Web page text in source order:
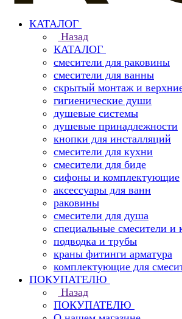
КАТАЛОГ
Назад
КАТАЛОГ
смесители для раковины
смесители для ванны
скрытый монтаж и
гигиенические души
душевые системы
душевые принадлежности
кнопки для инсталляций
смесители для кухни
смесители для биде
сифоны и комплектующие
аксессуары для ванн
раковины
смесители для душа
специальные смесители и
подводка и трубы
краны фитинги арматура
комплектующие для
ПОКУПАТЕЛЮ
Назад
ПОКУПАТЕЛЮ